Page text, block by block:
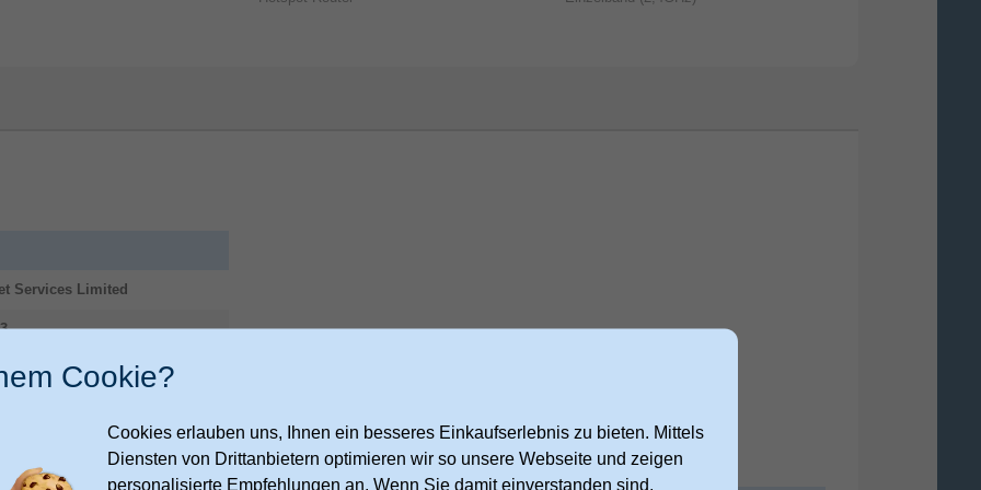
Services Limited
3
eu.com
Cookie?
Cookies erlauben uns, Ihnen ein besseres Einkaufserlebnis zu bieten. Mittels
Diensten von Drittanbietern optimieren wir so unsere Webseite und zeigen
personalisierte Empfehlungen an. Wenn Sie damit einverstanden sind,